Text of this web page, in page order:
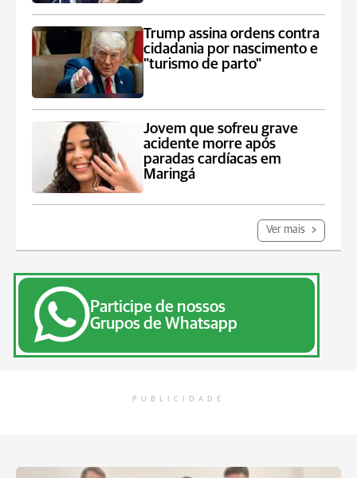
Trump assina ordens contra
cidadania por nascimento e
"turismo de parto"
Jovem que sofreu grave
acidente morre após
paradas cardíacas em
Maringá
Ver mais
Participe de nossos
Grupos de Whatsapp
PUBLICIDADE